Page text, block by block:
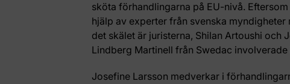
sköta förhandlingarna på EU-nivå.
hjälp av experter från svenska
det skälet är juristerna, Shilan Artoushi och
Lindberg Martinell från Swedac
Josefine Larsson medverkar i